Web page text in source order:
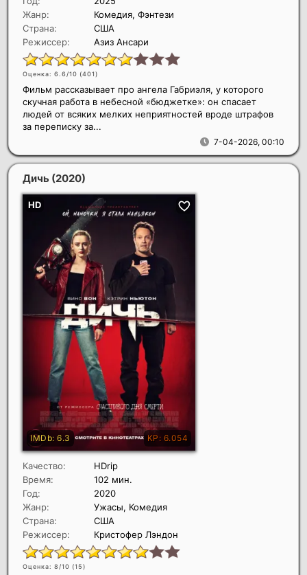
Жанр:
Комедия, Фэнтези
Страна:
США
Режиссер:
Азиз Ансари
Оценка: 6.6/10 (401)
7-04-2026, 00:10
Фильм рассказывает про ангела Габриэля, у которого
скучная работа в небесной «бюджетке»: он спасает
людей от всяких мелких неприятностей вроде штрафов
за переписку за...
Дичь (2020)
Качество:
HDrip
Время:
102 мин.
Год:
2020
Жанр:
Ужасы, Комедия
Страна:
США
Режиссер:
Кристофер Лэндон
Оценка: 8/10 (15)